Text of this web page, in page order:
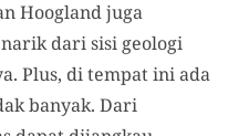
Hoogland juga
dari sisi geologi
Plus, di tempat ini ada
banyak. Dari